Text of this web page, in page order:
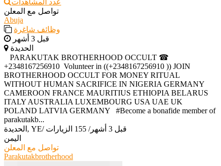
تواصل مع المعلن
Abuja
وظائف شاغرة
قبل 3 أشهر
الحديدة
‎ ‎ ‎ ‎PARAKUTAK BROTHERHOOD OCCULT ☎
+2348167256910 ‎ ‎Volunteer in ((+2348167256910 )) JOIN
BROTHERHOOD OCCULT FOR MONEY RITUAL
WITHOUT HUMAN SACRIFICE IN NIGERIA GERMANY
CAMEROON FRANCE MAURITIUS ETHIOPIA BELARUS
ITALY AUSTRALIA LUXEMBOURG USA UAE UK
POLAND LATVIA GERMANY ‎ ‎ ‎#Become a bonafide member of
parakutakb...
الحديدة, YE/ قبل 3 أشهر / 155 الزيارات
اليمن
تواصل مع المعلن
Parakutakbrotherhood